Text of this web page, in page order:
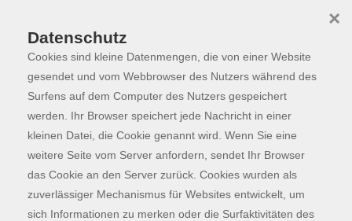
Skip to main content
Programm
Der Kurs konnte nicht gefunden werden.
Kontaktformular
Datenschutz
Cookies sind kleine Datenmengen, die von einer Website
gesendet und vom Webbrowser des Nutzers während des
Surfens auf dem Computer des Nutzers gespeichert
werden. Ihr Browser speichert jede Nachricht in einer
kleinen Datei, die Cookie genannt wird. Wenn Sie eine
weitere Seite vom Server anfordern, sendet Ihr Browser
das Cookie an den Server zurück. Cookies wurden als
zuverlässiger Mechanismus für Websites entwickelt, um
sich Informationen zu merken oder die Surfaktivitäten des
×